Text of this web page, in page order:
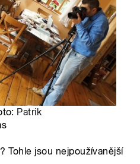
Patrik
Tohle jsou nejpoužívanější